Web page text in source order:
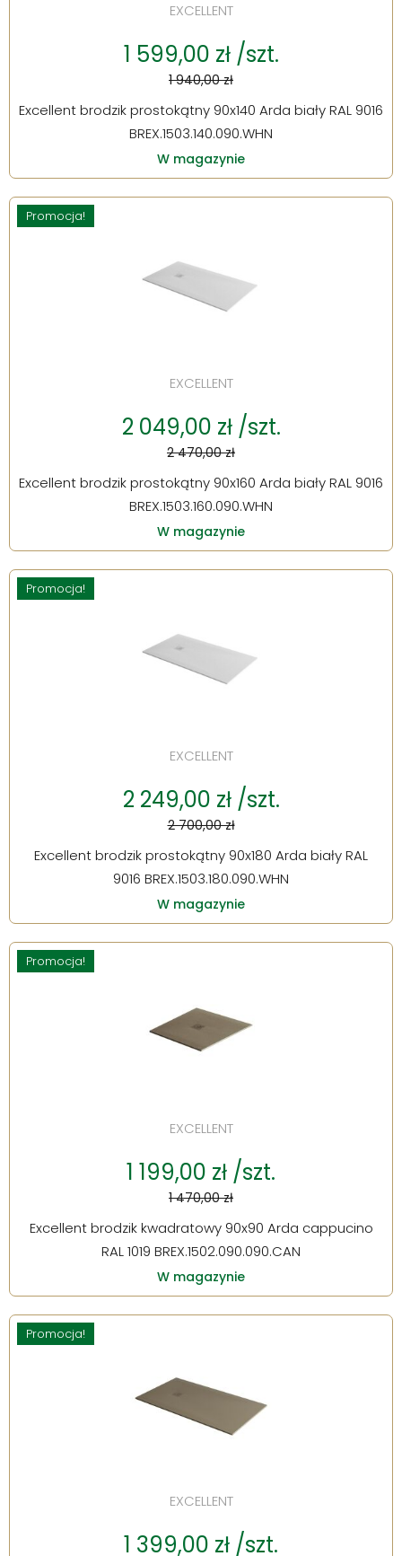
EXCELLENT
1 599,00 zł /szt.
1 940,00 zł
Excellent brodzik prostokątny 90x140 Arda biały RAL 9016
BREX.1503.140.090.WHN
W magazynie
Promocja!
EXCELLENT
2 049,00 zł /szt.
2 470,00 zł
Excellent brodzik prostokątny 90x160 Arda biały RAL 9016
BREX.1503.160.090.WHN
W magazynie
Promocja!
EXCELLENT
2 249,00 zł /szt.
2 700,00 zł
Excellent brodzik prostokątny 90x180 Arda biały RAL
9016 BREX.1503.180.090.WHN
W magazynie
Promocja!
EXCELLENT
1 199,00 zł /szt.
1 470,00 zł
Excellent brodzik kwadratowy 90x90 Arda cappucino
RAL 1019 BREX.1502.090.090.CAN
W magazynie
Promocja!
EXCELLENT
1 399,00 zł /szt.